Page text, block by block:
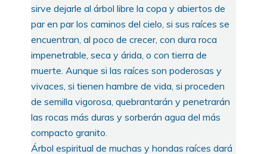
sirve dejarle al árbol libre la copa y abiertos de
par en par los caminos del cielo, si sus raíces se
encuentran, al poco de crecer, con dura roca
impenetrable, seca y árida, o con tierra de
muerte. Aunque si las raíces son poderosas y
vivaces, si tienen hambre de vida, si proceden
de semilla vigorosa, quebrantarán y penetrarán
las rocas más duras y sorberán agua del más
compacto granito.
Árbol espiritual de muchas y hondas raíces dará